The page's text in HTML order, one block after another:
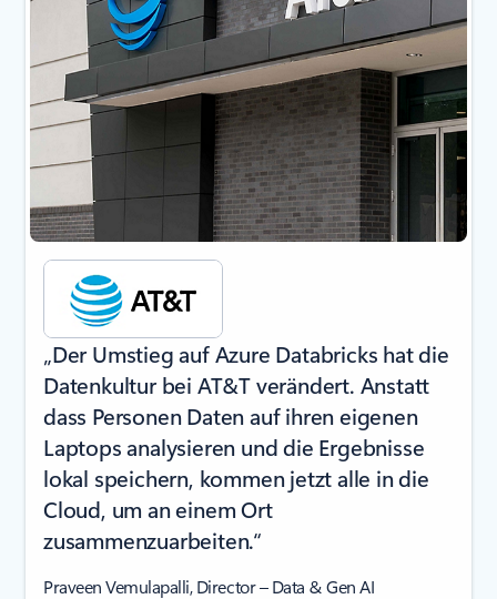
„Der Umstieg auf Azure Databricks hat die
Datenkultur bei AT&T verändert. Anstatt
dass Personen Daten auf ihren eigenen
Laptops analysieren und die Ergebnisse
lokal speichern, kommen jetzt alle in die
Cloud, um an einem Ort
zusammenzuarbeiten.“
Praveen Vemulapalli, Director – Data & Gen AI